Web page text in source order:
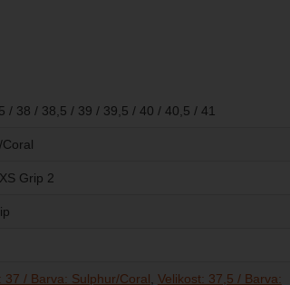
/ 38 / 38,5 / 39 / 39,5 / 40 / 40,5 / 41
Grip 2
37 / Barva: Sulphur/Coral Velikost: 37,5 / Barva: